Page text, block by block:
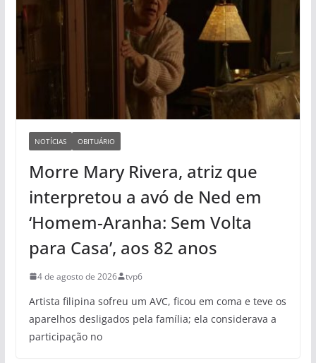
NOTÍCIAS OBITUÁRIO
Morre Mary Rivera, atriz que
interpretou a avó de Ned em
‘Homem-Aranha: Sem Volta
para Casa’, aos 82 anos
4 de agosto de 2026 tvp6
Artista filipina sofreu um AVC, ficou em coma e teve os
aparelhos desligados pela família; ela considerava a
participação no